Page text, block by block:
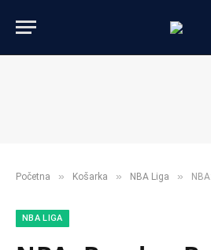
Početna » Košarka » NBA Liga » NBA:
NBA LIGA